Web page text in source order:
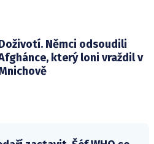
Němci odsoudili
který loni vraždil v